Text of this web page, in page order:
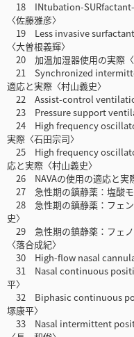
18 INtubation-SURfactant-
〈佐藤雅彦〉
19 Less invasive
〈大曽根義輝〉
20 加温加湿器使用の実際〈
21 Synchronized
適応と実際〈村山義史〉
22 Assist-control
23 Pressure support
24 High frequency
実際〈石田宗司〉
25 High frequency
応と実際〈村山義史〉
26 NAVAの使用の適応と実
27 急性期の鎮静薬：塩酸モ
28 急性期の鎮静薬：フェン
史〉
29 急性期の鎮静薬：フェノ
〈落合成紀〉
30 High-flow nasal
31 Nasal continuous
平〉
32 Biphasic continuous
塚康平〉
33 Nasal intermittent